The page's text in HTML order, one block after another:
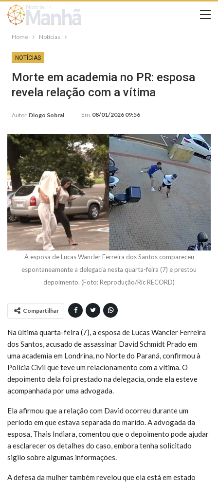
Home Notícias
NOTÍCIAS
Morte em academia no PR: esposa
revela relação com a vítima
Autor Diogo Sobral Em 08/01/2026 09:56
A esposa de Lucas Wancler Ferreira dos Santos compareceu
espontaneamente a delegacia nesta quarta-feira (7) e prestou
depoimento. (Foto: Reprodução/Ric RECORD)
Compartilhar
Na última quarta-feira (7), a esposa de Lucas Wancler Ferreira
dos Santos, acusado de assassinar David Schmidt Prado em
uma academia em Londrina, no Norte do Paraná, confirmou à
Polícia Civil que teve um relacionamento com a vítima. O
depoimento dela foi prestado na delegacia, onde ela esteve
acompanhada por uma advogada.
Ela afirmou que a relação com David ocorreu durante um
período em que estava separada do marido. A advogada da
esposa, Thais Indiara, comentou que o depoimento pode ajudar
a esclarecer os detalhes do caso, embora tenha solicitado
sigilo sobre algumas informações.
A defesa da mulher também revelou que ela está em estado